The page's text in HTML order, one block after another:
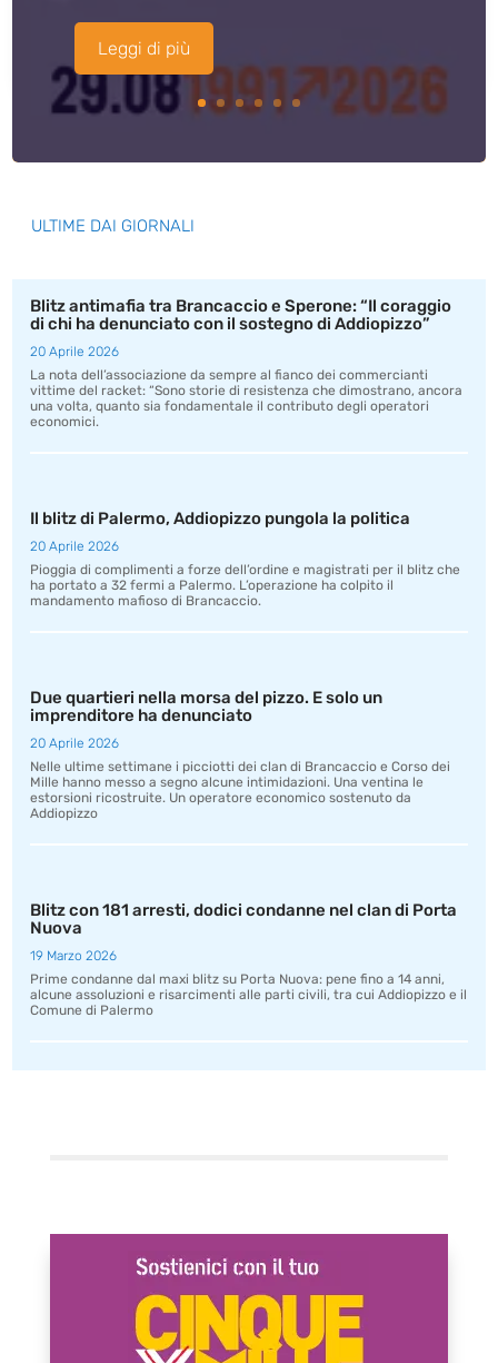
Leggi di più
ULTIME DAI GIORNALI
Blitz antimafia tra Brancaccio e Sperone: “Il coraggio
di chi ha denunciato con il sostegno di Addiopizzo”
20 Aprile 2026
La nota dell’associazione da sempre al fianco dei commercianti
vittime del racket: “Sono storie di resistenza che dimostrano, ancora
una volta, quanto sia fondamentale il contributo degli operatori
economici.
Il blitz di Palermo, Addiopizzo pungola la politica
20 Aprile 2026
Pioggia di complimenti a forze dell’ordine e magistrati per il blitz che
ha portato a 32 fermi a Palermo. L’operazione ha colpito il
mandamento mafioso di Brancaccio.
Due quartieri nella morsa del pizzo. E solo un
imprenditore ha denunciato
20 Aprile 2026
Nelle ultime settimane i picciotti dei clan di Brancaccio e Corso dei
Mille hanno messo a segno alcune intimidazioni. Una ventina le
estorsioni ricostruite. Un operatore economico sostenuto da
Addiopizzo
Blitz con 181 arresti, dodici condanne nel clan di Porta
Nuova
19 Marzo 2026
Prime condanne dal maxi blitz su Porta Nuova: pene fino a 14 anni,
alcune assoluzioni e risarcimenti alle parti civili, tra cui Addiopizzo e il
Comune di Palermo